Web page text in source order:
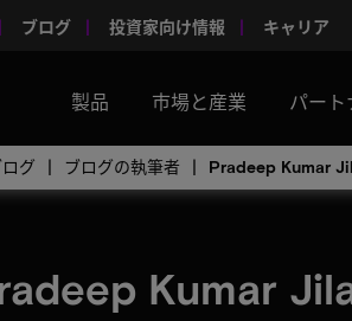
ブログ 投資家向け情報 キャリア
製品 市場と産業 パート
ログ ブログの執筆者 Pradeep Kumar
Kumar